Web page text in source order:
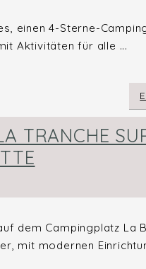
einen 4-Sterne-
Aktivitäten für alle ...
TRANCHE
dem Campingplatz La
mit modernen